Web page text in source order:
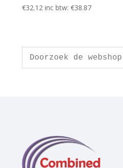
€32.12 inc btw: €38.87